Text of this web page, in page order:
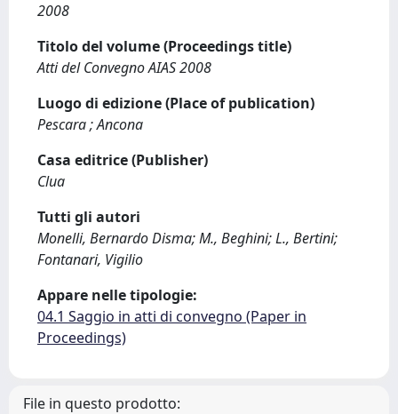
2008
Titolo del volume (Proceedings title)
Atti del Convegno AIAS 2008
Luogo di edizione (Place of publication)
Pescara ; Ancona
Casa editrice (Publisher)
Clua
Tutti gli autori
Monelli, Bernardo Disma; M., Beghini; L., Bertini;
Fontanari, Vigilio
Appare nelle tipologie:
04.1 Saggio in atti di convegno (Paper in
Proceedings)
File in questo prodotto: